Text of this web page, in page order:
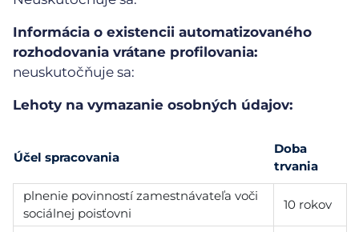
Informácia o existencii automatizovaného
rozhodovania vrátane profilovania:
neuskutočňuje sa:
Lehoty na vymazanie osobných údajov:
Účel spracovania
Doba
trvania
plnenie povinností zamestnávateľa voči
sociálnej poisťovni
10 rokov